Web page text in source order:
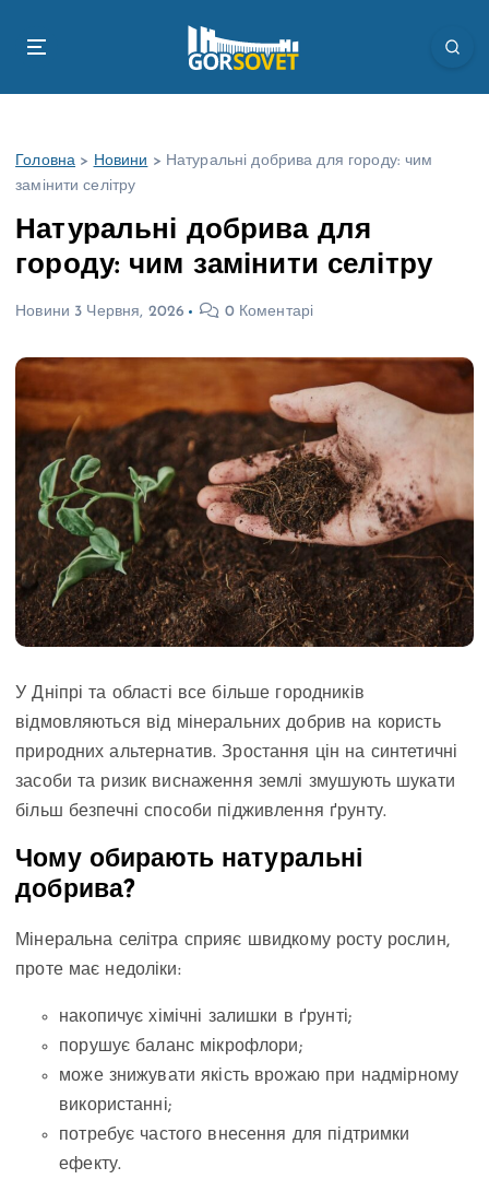
Головна > Новини > Натуральні добрива для городу: чим
замінити селітру
Натуральні добрива для
городу: чим замінити селітру
Новини 3 Червня, 2026 0 Коментарі
У Дніпрі та області все більше городників
відмовляються від мінеральних добрив на користь
природних альтернатив. Зростання цін на синтетичні
засоби та ризик виснаження землі змушують шукати
більш безпечні способи підживлення ґрунту.
Чому обирають натуральні
добрива?
Мінеральна селітра сприяє швидкому росту рослин,
проте має недоліки:
накопичує хімічні залишки в ґрунті;
порушує баланс мікрофлори;
може знижувати якість врожаю при надмірному
використанні;
потребує частого внесення для підтримки
ефекту.